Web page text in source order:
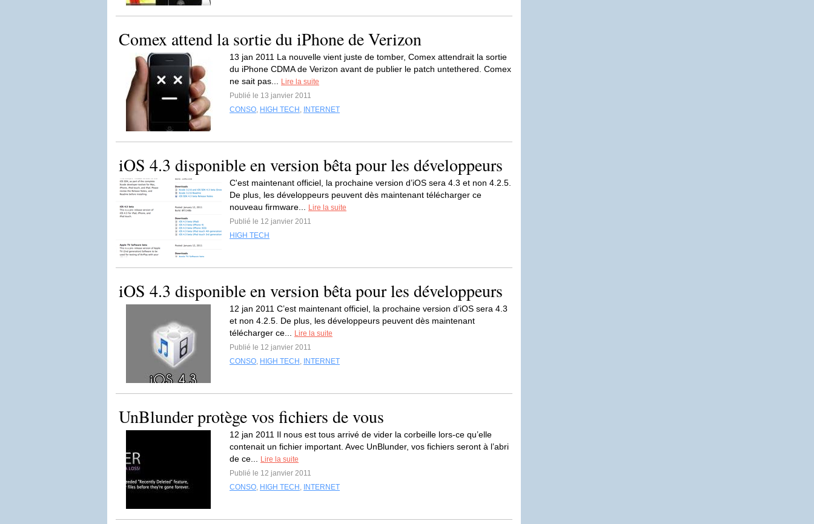
Comex attend la sortie du iPhone de Verizon
13 jan 2011 La nouvelle vient juste de tomber, Comex attendrait la sortie
du iPhone CDMA de Verizon avant de publier le patch untethered. Comex
ne sait pas...
Lire la suite
Publié le 13 janvier 2011
CONSO, HIGH TECH , INTERNET
iOS 4.3 disponible en version bêta pour les développeurs
C'est maintenant officiel, la prochaine version d’iOS sera 4.3 et non 4.2.5.
De plus, les développeurs peuvent dès maintenant télécharger ce
nouveau firmware...
Lire la suite
Publié le 12 janvier 2011
HIGH TECH
iOS 4.3 disponible en version bêta pour les développeurs
12 jan 2011 C’est maintenant officiel, la prochaine version d’iOS sera 4.3
et non 4.2.5. De plus, les développeurs peuvent dès maintenant
télécharger ce...
Lire la suite
Publié le 12 janvier 2011
CONSO, HIGH TECH , INTERNET
UnBlunder protège vos fichiers de vous
12 jan 2011 Il nous est tous arrivé de vider la corbeille lors-ce qu’elle
contenait un fichier important. Avec UnBlunder, vos fichiers seront à l’abri
de ce...
Lire la suite
Publié le 12 janvier 2011
CONSO, HIGH TECH , INTERNET